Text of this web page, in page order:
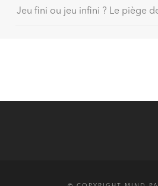
Jeu fini ou jeu infini ? Le piège